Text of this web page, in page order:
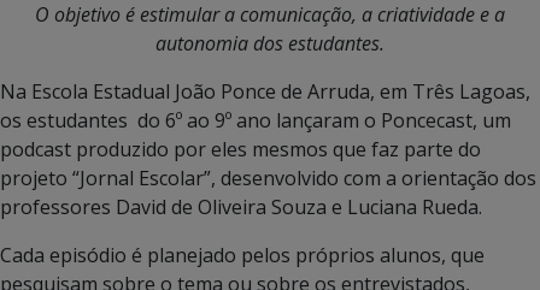
O objetivo é estimular a comunicação, a criatividade e a
autonomia dos estudantes.
Na Escola Estadual João Ponce de Arruda, em Três Lagoas,
os estudantes do 6º ao 9º ano lançaram o Poncecast, um
podcast produzido por eles mesmos que faz parte do
projeto “Jornal Escolar”, desenvolvido com a orientação dos
professores David de Oliveira Souza e Luciana Rueda.
Cada episódio é planejado pelos próprios alunos, que
pesquisam sobre o tema ou sobre os entrevistados,